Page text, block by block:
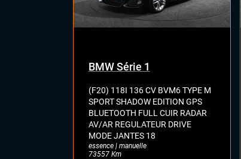
BMW Série 1
(F20) 118I 136 CV BVM6 TYPE M
SPORT SHADOW EDITION GPS
BLUETOOTH FULL CUIR RADAR
AV/AR REGULATEUR DRIVE
MODE JANTES 18
essence | manuelle
73557 Km